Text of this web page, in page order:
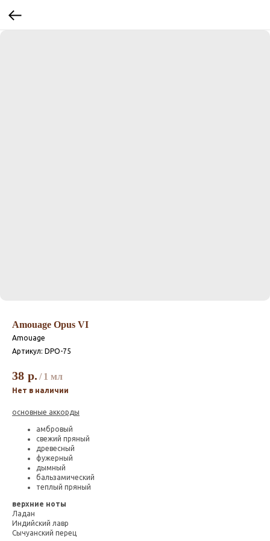
Amouage Opus VI
Amouage
Артикул: DPO-75
38 р. / 1 мл
Нет в наличии
основные аккорды
амбровый
свежий пряный
древесный
фужерный
дымный
бальзамический
теплый пряный
верхние ноты
Ладан
Индийский лавр
Сычуанский перец